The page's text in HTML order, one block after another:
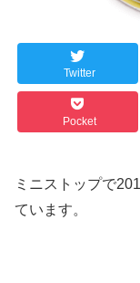
Twitter
Pocket
ミニストップで
ています。